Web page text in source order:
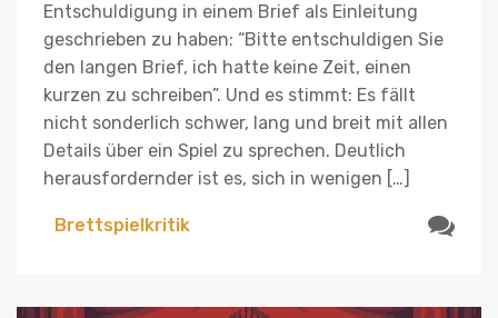
Entschuldigung in einem Brief als Einleitung
geschrieben zu haben: “Bitte entschuldigen Sie
den langen Brief, ich hatte keine Zeit, einen
kurzen zu schreiben”. Und es stimmt: Es fällt
nicht sonderlich schwer, lang und breit mit allen
Details über ein Spiel zu sprechen. Deutlich
herausfordernder ist es, sich in wenigen […]
Brettspielkritik